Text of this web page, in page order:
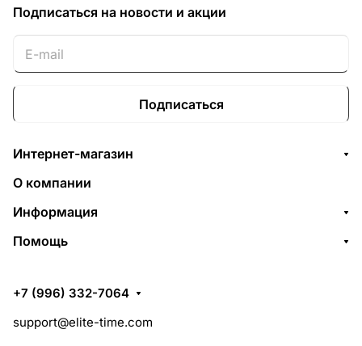
Подписаться на новости и акции
Подписаться
Интернет-магазин
О компании
Информация
Помощь
+7 (996) 332-7064
support@elite-time.com